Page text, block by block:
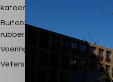
katoen (23%) en overige (12%)
Buitenzool: Amazone rubber
rubber (11%) en overige (16%)
Voering: Gerecycled polyester
Veters: Biologisch katoen